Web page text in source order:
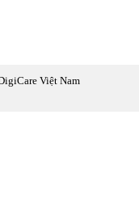
Việt Nam